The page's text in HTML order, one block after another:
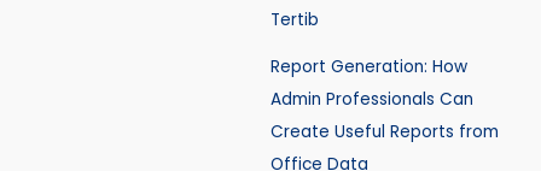
Tertib
Report Generation: How
Admin Professionals Can
Create Useful Reports from
Office Data